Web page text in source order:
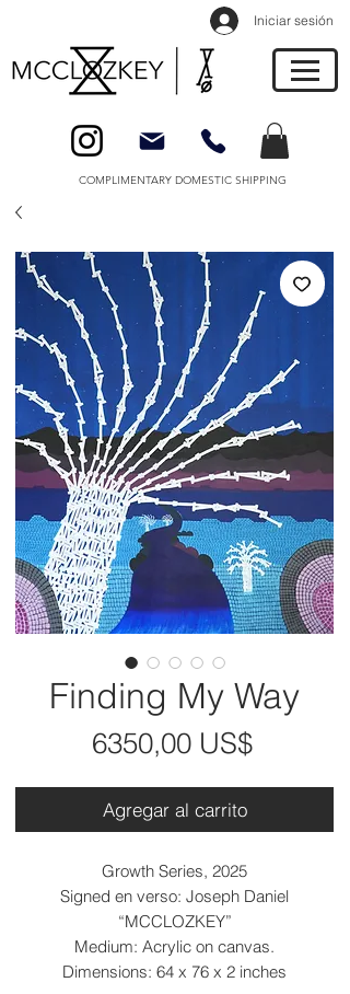
Iniciar sesión
COMPLIMENTARY DOMESTIC SHIPPING
Finding My Way
6350,00 US$Precio
Agregar al carrito
Growth Series, 2025
Signed en verso: Joseph Daniel
“MCCLOZKEY”
Medium: Acrylic on canvas.
Dimensions: 64 x 76 x 2 inches